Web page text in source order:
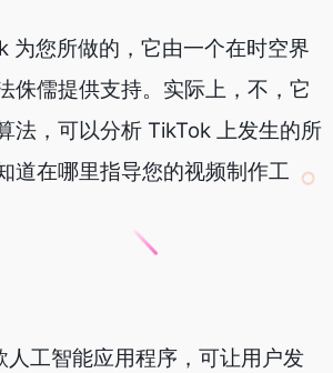
为您所做的，它由一个在时空界
侏儒提供支持。实际上，不，它
法，可以分析 TikTok 上发生的所
道在哪里指导您的视频制作工
工智能应用程序，可让用户发